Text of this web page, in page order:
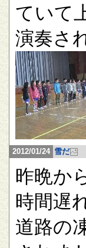
ていて
演奏さ
2012/01/24 雪だ
昨晩か
時間遅
道路の